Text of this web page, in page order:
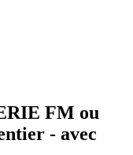
FM ou
- avec